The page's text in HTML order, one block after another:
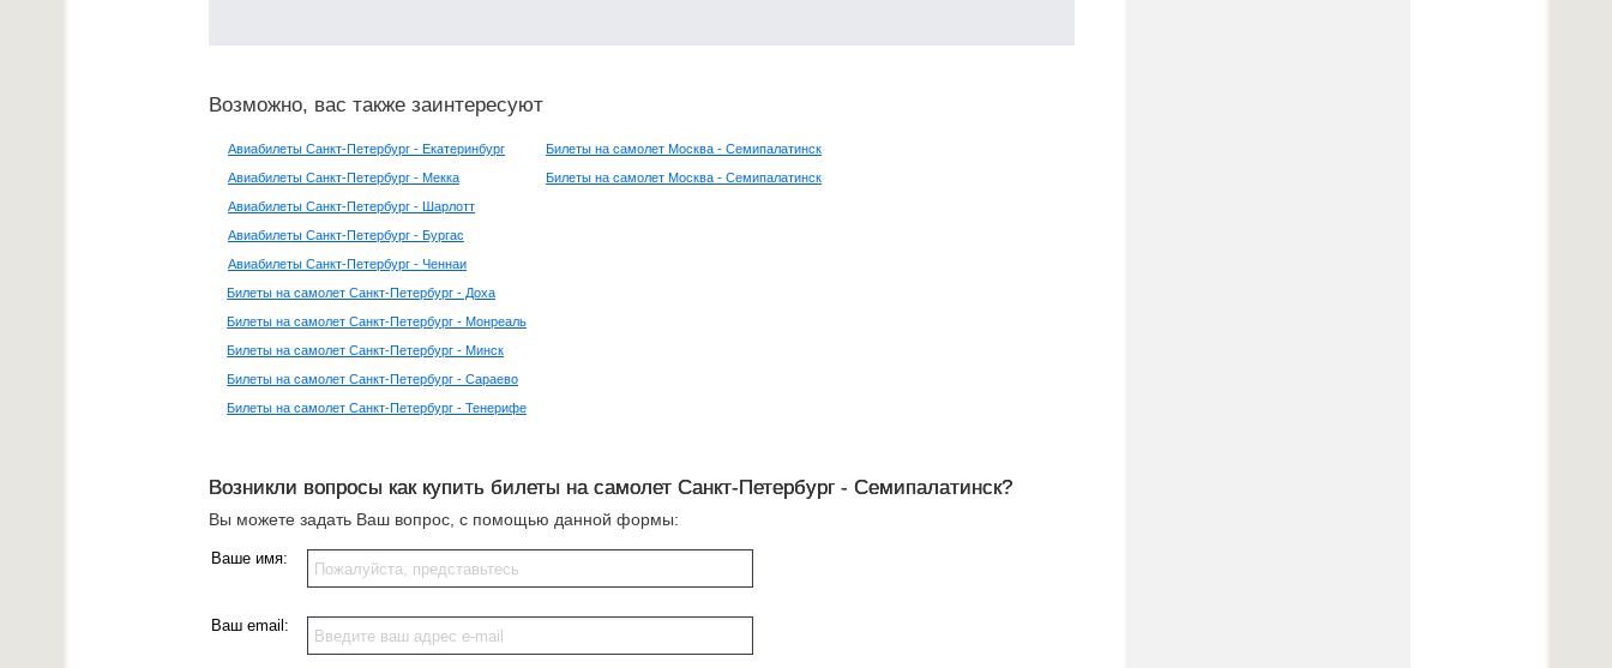
Возможно, вас также заинтересуют
Авиабилеты Санкт-Петербург - Екатеринбург
Авиабилеты Санкт-Петербург - Мекка
Авиабилеты Санкт-Петербург - Шарлотт
Авиабилеты Санкт-Петербург - Бургас
Авиабилеты Санкт-Петербург - Ченнаи
Билеты на самолет Санкт-Петербург - Доха
Билеты на самолет Санкт-Петербург - Монреаль
Билеты на самолет Санкт-Петербург - Минск
Билеты на самолет Санкт-Петербург - Сараево
Билеты на самолет Санкт-Петербург - Тенерифе
Билеты на самолет Москва - Семипалатинск
Билеты на самолет Москва - Семипалатинск
Возникли вопросы как купить билеты на самолет Санкт-Петербург - Семипалатинск?
Вы можете задать Ваш вопрос, с помощью данной формы:
Ваше имя:
Ваш email: